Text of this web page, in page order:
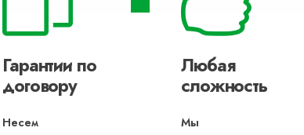
Гарантии по
договору
Несем
Любая
сложность
Мы